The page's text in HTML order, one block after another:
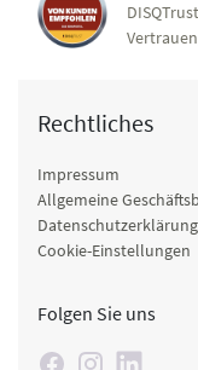
Rechtliches
Impressum
Allgemeine
Datenschutzerklärung
Cookie-Einstellungen
Folgen Sie uns